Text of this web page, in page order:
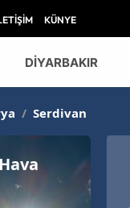
KÜNYE
DİYARBAKIR
/ Serdivan